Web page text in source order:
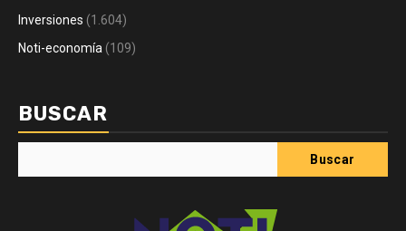
Inversiones (1.604)
Noti-economía (109)
BUSCAR
Buscar